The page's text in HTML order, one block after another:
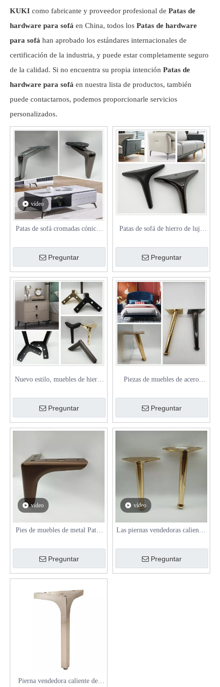
KUKI como fabricante y proveedor profesional de Patas de
hardware para sofá en China, todos los Patas de hardware
para sofá han aprobado los estándares internacionales de
certificación de la industria, y puede estar completamente seguro
de la calidad. Si no encuentra su propia intención Patas de
hardware para sofá en nuestra lista de productos, también
puede contactarnos, podemos proporcionarle servicios
personalizados.
vídeo
Patas de sofá cromadas cónicas
Preguntar
Patas de sofá de hierro de lujo
Preguntar
Nuevo estilo, muebles de hierro
para sofá
Preguntar
Piezas de muebles de acero
sofá de Metal individuales
Preguntar
vídeo
Pies de muebles de metal Patas
Preguntar
vídeo
Las piernas vendedoras calientes
metal espesaron 3 piernas
Preguntar
Pierna vendedora caliente del